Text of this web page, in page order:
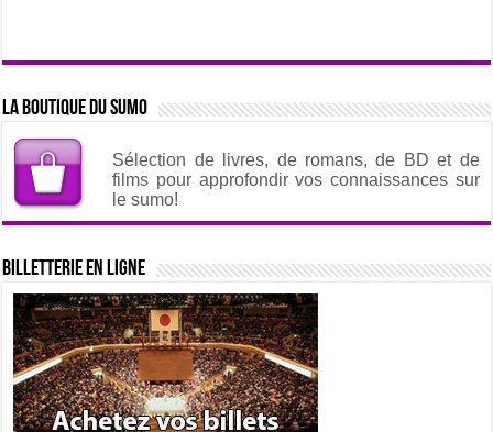
La boutique du sumo
Sélection de livres, de romans, de BD et de
films pour approfondir vos connaissances sur
le sumo!
Billetterie en ligne